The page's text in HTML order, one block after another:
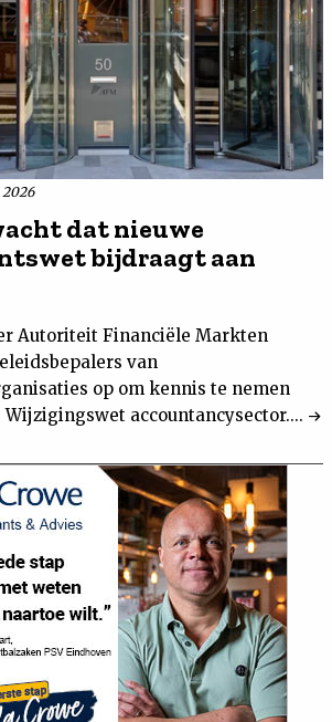
2026
dat nieuwe
bijdraagt aan
Autoriteit Financiële Markten
van
op om kennis te nemen
Wijzigingswet accountancysector....